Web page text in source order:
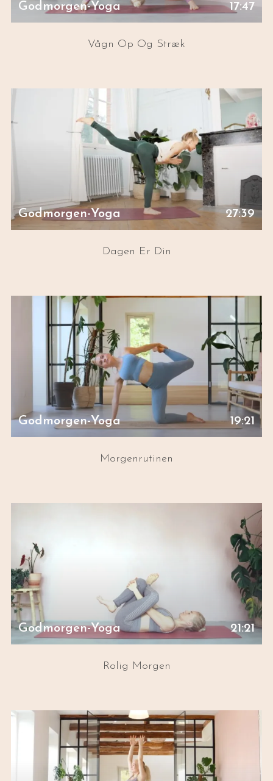
Godmorgen-Yoga 17:47
Vågn Op Og Stræk
Godmorgen-Yoga 27:39
Dagen Er Din
Godmorgen-Yoga 19:21
Morgenrutinen
Godmorgen-Yoga 21:21
Rolig Morgen